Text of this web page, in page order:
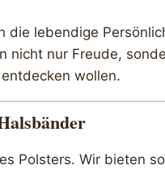
die lebendige
nicht nur Freude,
wollen.
Polsters. Wir bieten